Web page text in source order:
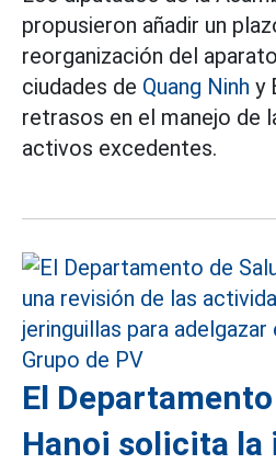
propusieron añadir un
reorganización del
ciudades de Quang Ninh y
retrasos en el manejo de
activos excedentes.
El
Hanoi solicita la